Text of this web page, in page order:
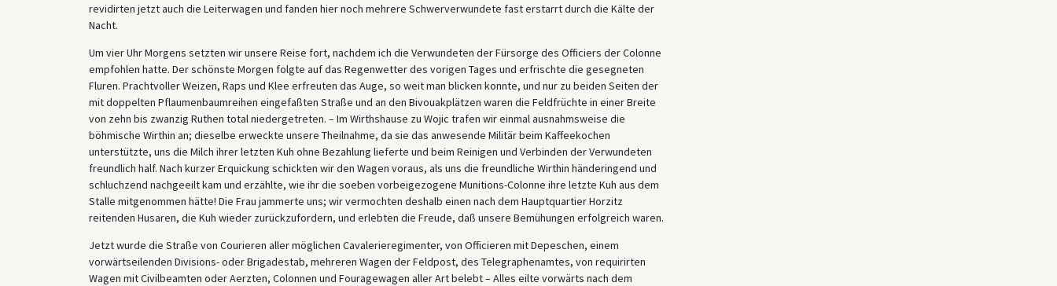
revidirten jetzt auch die Leiterwagen und fanden hier noch mehrere Schwerverwundete fast erstarrt durch die Kälte der
Nacht.
Um vier Uhr Morgens setzten wir unsere Reise fort, nachdem ich die Verwundeten der Fürsorge des Officiers der Colonne
empfohlen hatte. Der schönste Morgen folgte auf das Regenwetter des vorigen Tages und erfrischte die gesegneten
Fluren. Prachtvoller Weizen, Raps und Klee erfreuten das Auge, so weit man blicken konnte, und nur zu beiden Seiten der
mit doppelten Pflaumenbaumreihen eingefaßten Straße und an den Bivouakplätzen waren die Feldfrüchte in einer Breite
von zehn bis zwanzig Ruthen total niedergetreten. – Im Wirthshause zu Wojic trafen wir einmal ausnahmsweise die
böhmische Wirthin an; dieselbe erweckte unsere Theilnahme, da sie das anwesende Militär beim Kaffeekochen
unterstützte, uns die Milch ihrer letzten Kuh ohne Bezahlung lieferte und beim Reinigen und Verbinden der Verwundeten
freundlich half. Nach kurzer Erquickung schickten wir den Wagen voraus, als uns die freundliche Wirthin händeringend und
schluchzend nachgeeilt kam und erzählte, wie ihr die soeben vorbeigezogene Munitions-Colonne ihre letzte Kuh aus dem
Stalle mitgenommen hätte! Die Frau jammerte uns; wir vermochten deshalb einen nach dem Hauptquartier Horzitz
reitenden Husaren, die Kuh wieder zurückzufordern, und erlebten die Freude, daß unsere Bemühungen erfolgreich waren.
Jetzt wurde die Straße von Courieren aller möglichen Cavalerieregimenter, von Officieren mit Depeschen, einem
vorwärtseilenden Divisions- oder Brigadestab, mehreren Wagen der Feldpost, des Telegraphenamtes, von requirirten
Wagen mit Civilbeamten oder Aerzten, Colonnen und Fouragewagen aller Art belebt – Alles eilte vorwärts nach dem